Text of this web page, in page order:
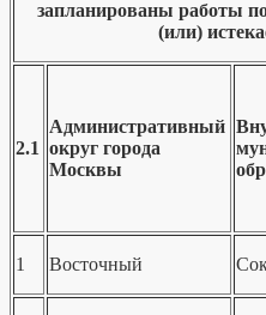
запланированы работы
(или)
2.1
Административный
округ города
Москвы
1 Восточный